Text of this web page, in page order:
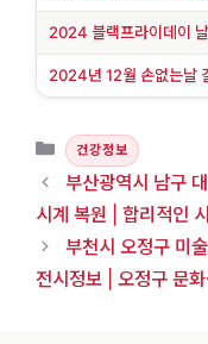
2024 블랙프라이데이
2024년 12월 손없는날
카테고리
건강정보
부산광역시 남구
시계 복원 | 합리적인
부천시 오정구 미
전시정보 | 오정구 문